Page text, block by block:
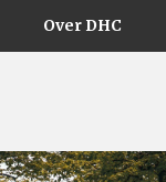
Over DHC